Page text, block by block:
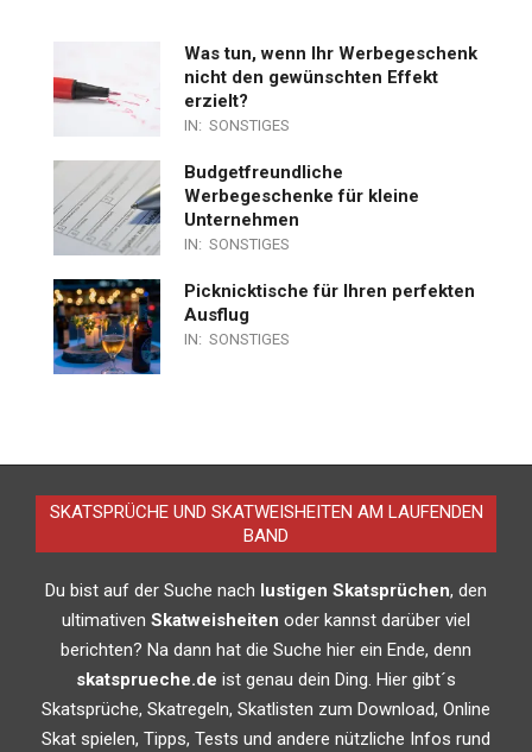
Was tun, wenn Ihr Werbegeschenk
nicht den gewünschten Effekt
erzielt?
IN: SONSTIGES
Budgetfreundliche
Werbegeschenke für kleine
Unternehmen
IN: SONSTIGES
Picknicktische für Ihren perfekten
Ausflug
IN: SONSTIGES
SKATSPRÜCHE UND SKATWEISHEITEN AM LAUFENDEN
BAND
Du bist auf der Suche nach lustigen Skatsprüchen, den
ultimativen Skatweisheiten oder kannst darüber viel
berichten? Na dann hat die Suche hier ein Ende, denn
skatsprueche.de ist genau dein Ding. Hier gibt´s
Skatsprüche, Skatregeln, Skatlisten zum Download, Online
Skat spielen, Tipps, Tests und andere nützliche Infos rund